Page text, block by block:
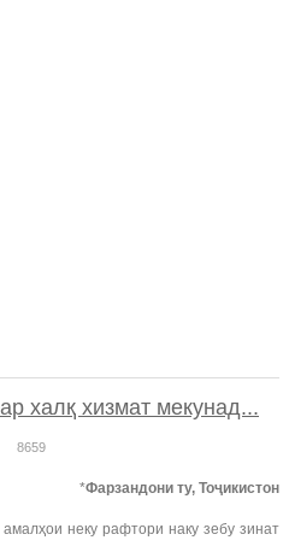
халқ хизмат мекунад...
8659
*Фарзандони ту, Тоҷикистон
неку рафтори наку зебу зинат